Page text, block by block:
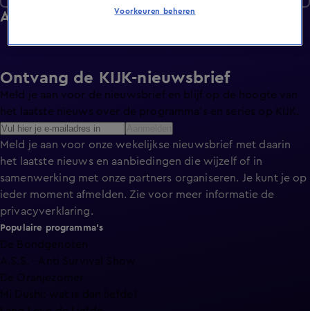
Afleveringen
Ontvang de KIJK-nieuwsbrief
Meld je aan voor de nieuwsbrief en blijf op de hoogte van
het laatste nieuws over de programma’s en series op KIJK.
Meld je aan voor onze wekelijkse nieuwsbrief met daarin
het laatste nieuws en aanbiedingen die wijzelf of in
samenwerking met onze partners organiseren. Je kunt je op
ieder moment afmelden. Zie voor meer informatie de
privacyverklaring.
Populaire programma's
De Bondgenoten
A.S.S. - Anti Survival Show
De Oranjezomer
Mi Dushi: wat is dan liefde?
Voorkeuren beheren